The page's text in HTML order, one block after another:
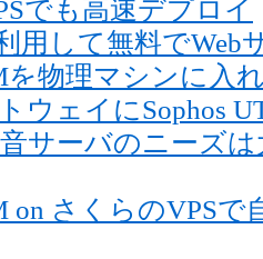
でも高速デプロイ
用して無料でWeb
を物理マシンに入
ウェイにSophos
サーバのニーズ
on さくらのVPS